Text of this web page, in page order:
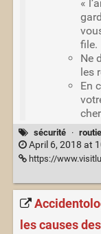
«
file.
Ne
les
En
sécurité ·
April 6, 2018 at
https://
les causes